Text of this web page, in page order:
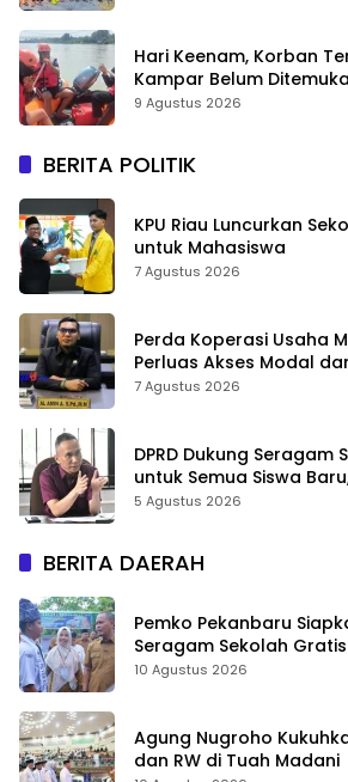
Hari Keenam, Korban
Kampar Belum
9 Agustus 2026
BERITA POLITIK
KPU Riau Luncurkan
untuk Mahasiswa
7 Agustus 2026
Perda Koperasi Usaha
Perluas Akses Modal
7 Agustus 2026
DPRD Dukung Seragam
untuk Semua Siswa
Sekolah Jangan Dikurangi
5 Agustus 2026
BERITA DAERAH
Pemko Pekanbaru
Seragam Sekolah Gratis
10 Agustus 2026
Agung Nugroho
dan RW di Tuah Madani